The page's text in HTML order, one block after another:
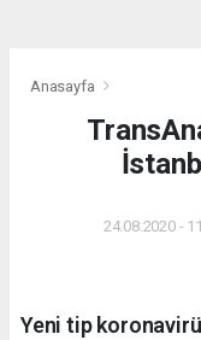
Anasayfa
24.08.2020 -
Yeni tip